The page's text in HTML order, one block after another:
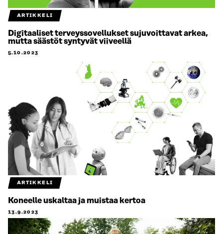
ARTIKKELI
Digitaaliset terveyssovellukset sujuvoittavat arkea,
mutta säästöt syntyvät viiveellä
5.10.2023
ARTIKKELI
Koneelle uskaltaa ja muistaa kertoa
13.9.2023